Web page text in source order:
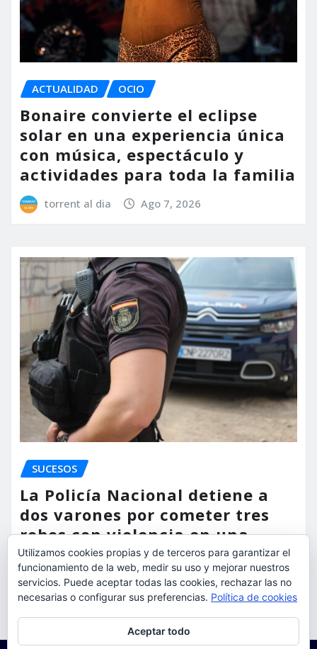
ACTUALIDAD OCIO
Bonaire convierte el eclipse
solar en una experiencia única
con música, espectáculo y
actividades para toda la familia
torrent al dia Ago 7, 2026
SUCESOS
La Policía Nacional detiene a
dos varones por cometer tres
robos con violencia en una
misma mañana
torrent al dia Ago 7, 2026
Utilizamos cookies propias y de terceros para garantizar el
funcionamiento de la web, medir su uso y mejorar nuestros
servicios. Puede aceptar todas las cookies, rechazar las no
necesarias o configurar sus preferencias. Política de cookies
Aceptar todo